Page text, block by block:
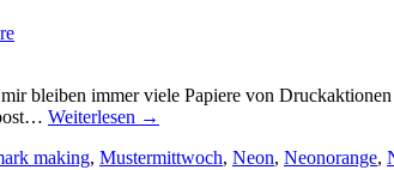
bleiben immer viele Papiere von
Weiterlesen →
making, Mustermittwoch, Neon, Neonorange,